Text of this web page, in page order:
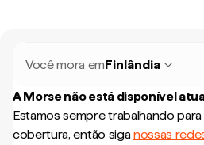
Você mora emFinlândia
A Morse não está disponível
Estamos sempre trabalhando
cobertura, então siganossas